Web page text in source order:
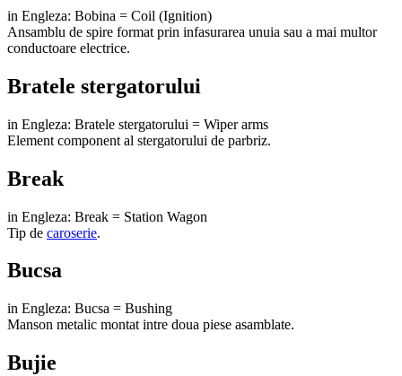
in Engleza: Bobina = Coil (Ignition)
Ansamblu de spire format prin infasurarea unuia sau a mai multor
conductoare electrice.
Bratele stergatorului
in Engleza: Bratele stergatorului = Wiper arms
Element component al stergatorului de parbriz.
Break
in Engleza: Break = Station Wagon
Tip de caroserie.
Bucsa
in Engleza: Bucsa = Bushing
Manson metalic montat intre doua piese asamblate.
Bujie